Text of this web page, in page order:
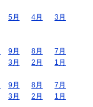
5月 4月
3月
9月 8月
7月
3月 2月
1月
9月 8月
7月
3月 2月
1月